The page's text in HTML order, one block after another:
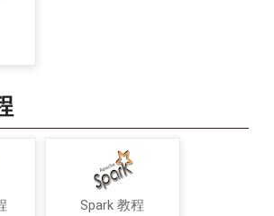
Spark 教程